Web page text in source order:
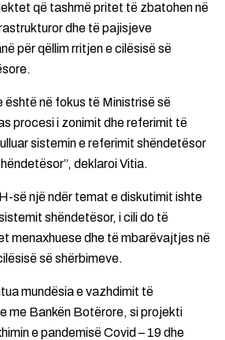
që tashmë pritet të zbatohen në
dhe të pajisjeve
për qëllim rritjen e cilësisë së
është në fokus të Ministrisë së
procesi i zonimit dhe referimit të
sistemin e referimit shëndetësor
deklaroi Vitia.
së një ndër temat e diskutimit ishte
shëndetësor, i cili do të
menaxhuese dhe të mbarëvajtjes në
së shërbimeve.
mundësia e vazhdimit të
me Bankën Botërore, si projekti
e pandemisë Covid – 19 dhe